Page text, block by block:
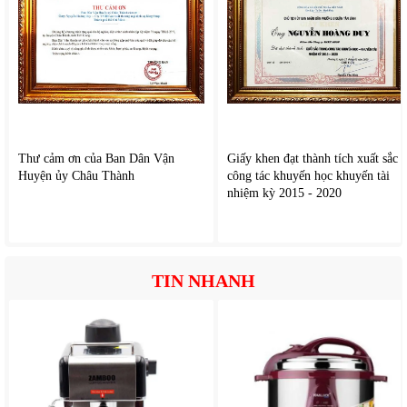
các ngăn. Điều này giúp thực phẩm được làm lạnh nhanh
hơn, hạn chế tình trạng chênh lệch nhiệt độ giữa các vị trí.
Giữ độ tươi ngon lâu hơn cho rau củ và thịt cá.
Không còn tình trạng thực phẩm ở góc trong bị đông cứng
trong khi khu vực khác chưa đủ lạnh.
Thư cảm ơn của Ban Dân Vận
Huyện ủy Châu Thành
Giấy khen đạt thành tích xuất sắc
công tác khuyến học khuyến tài
nhiệm kỳ 2015 - 2020
TIN NHANH